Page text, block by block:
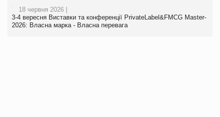
18 червня 2026 |
3-4 вересня Виставки та конференції PrivateLabel&FMCG Master-
2026: Власна марка - Власна перевага